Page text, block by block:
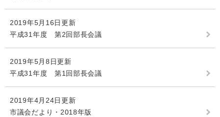
2019年5月16日更新
平成31年度 第2回部長会議
2019年5月8日更新
平成31年度 第1回部長会議
2019年4月24日更新
市議会だより・2018年版